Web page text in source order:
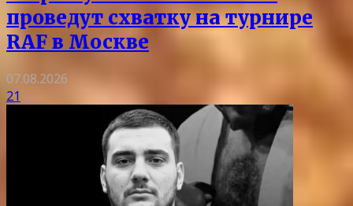
проведут схватку на турнире
RAF в Москве
07.08.2026
21